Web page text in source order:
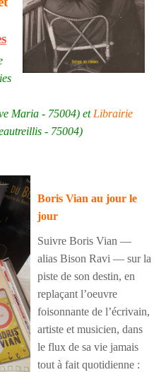
Maria - 75004) et Librairie
- 75004)
Boris Vian au jour le
jour
Suivre Boris Vian —
alias Bison Ravi — sur la
piste de son destin, en
replaçant l’oeuvre
foisonnante de l’écrivain,
artiste et musicien, dans
le flux de sa vie jamais
tout à fait quotidienne :